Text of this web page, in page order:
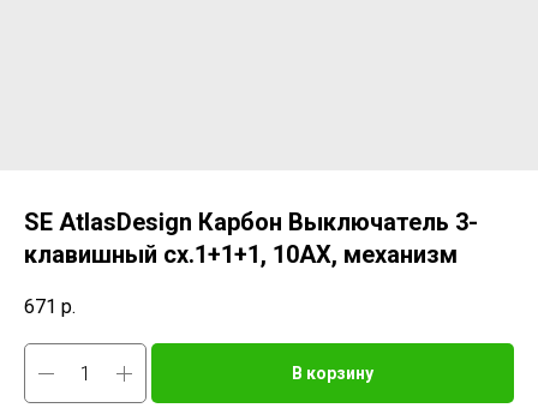
SE AtlasDesign Карбон Выключатель 3-
клавишный сх.1+1+1, 10АХ, механизм
671 р.
В корзину